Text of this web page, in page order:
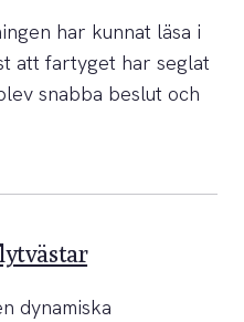
har kunnat läsa i
att fartyget har seglat
snabba beslut och
dynamiska